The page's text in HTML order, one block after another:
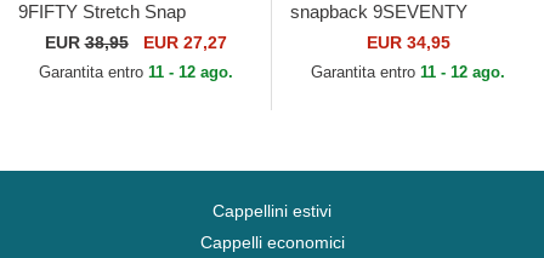
9FIFTY Stretch Snap
Flawless dei French Rugby
Federation FFR di New Era
EUR38,95 EUR 27,27
Garantita entro 11 - 12 ago.
snapback 9SEVENTY
Stretch Snap Stated dei Los
Angeles Kings NHL di New
EUR 34,95
Garantita entro 11 - 12 ago.
Cappellini estivi
Cappelli economici